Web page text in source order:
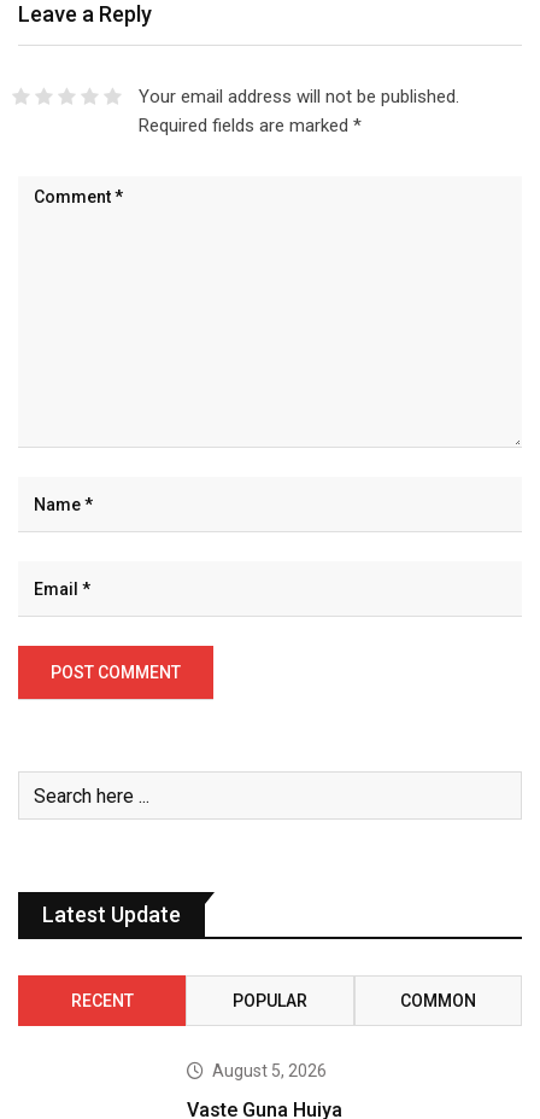
Leave a Reply
Your email address will not be published.
Required fields are marked *
Latest Update
RECENT POPULAR COMMON
August 5, 2026
Vaste Guna Huiya